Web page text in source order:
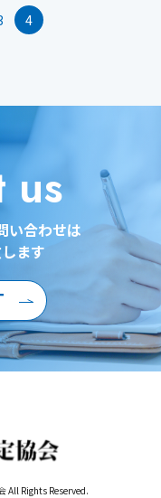
4
us
い合わせは
ます
Rights Reserved.